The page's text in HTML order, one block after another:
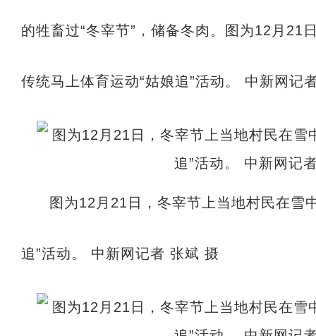
的牲畜过“冬宰节”，储备冬肉。图为12月21
传统马上体育运动“姑娘追”活动。 中新网记
图为12月21日，冬宰节上当地村民在雪
追”活动。 中新网记者 张斌 摄